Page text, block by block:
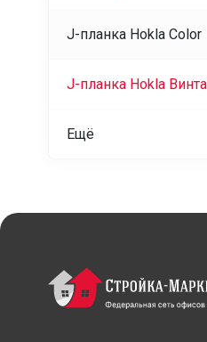
J-планка Hokla Color
J-планка Hokla
Ещё